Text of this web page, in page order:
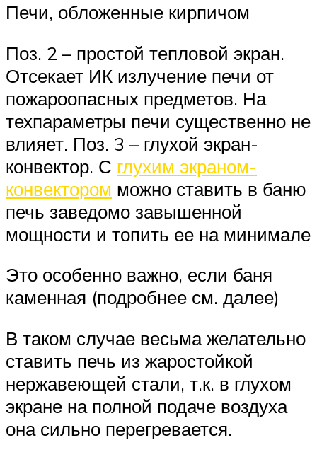
Печи, обложенные кирпичом
Поз. 2 – простой тепловой экран.
Отсекает ИК излучение печи от
пожароопасных предметов. На
техпараметры печи существенно не
влияет. Поз. 3 – глухой экран-
конвектор. С глухим экраном-
конвектором можно ставить в баню
печь заведомо завышенной
мощности и топить ее на минимале
Это особенно важно, если баня
каменная (подробнее см. далее)
В таком случае весьма желательно
ставить печь из жаростойкой
нержавеющей стали, т.к. в глухом
экране на полной подаче воздуха
она сильно перегревается.